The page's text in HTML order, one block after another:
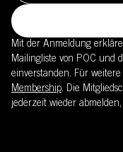
Mit der Anmeldung
Mailingliste von POC und
einverstanden. Für
Membership. Die
jederzeit wieder